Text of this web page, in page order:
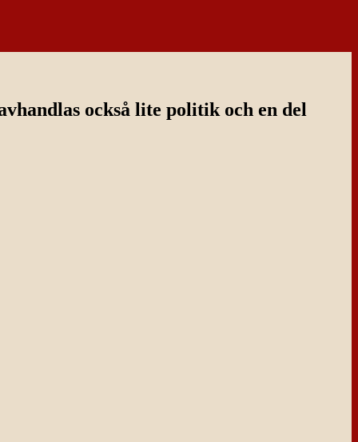
också lite politik och en del